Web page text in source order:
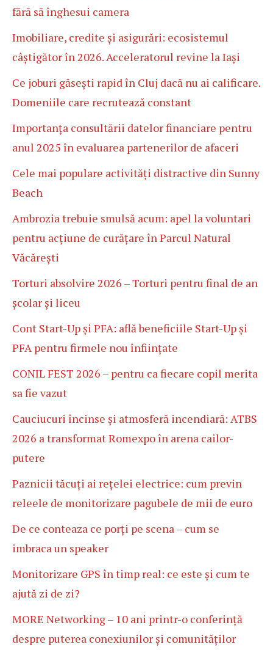
fără să înghesui camera
Imobiliare, credite și asigurări: ecosistemul
câștigător în 2026. Acceleratorul revine la Iași
Ce joburi găsești rapid în Cluj dacă nu ai calificare.
Domeniile care recrutează constant
Importanța consultării datelor financiare pentru
anul 2025 în evaluarea partenerilor de afaceri
Cele mai populare activități distractive din Sunny
Beach
Ambrozia trebuie smulsă acum: apel la voluntari
pentru acțiune de curățare în Parcul Natural
Văcărești
Torturi absolvire 2026 – Torturi pentru final de an
școlar și liceu
Cont Start-Up și PFA: află beneficiile Start-Up și
PFA pentru firmele nou înființate
CONIL FEST 2026 – pentru ca fiecare copil merita
sa fie vazut
Cauciucuri încinse și atmosferă incendiară: ATBS
2026 a transformat Romexpo în arena cailor-
putere
Paznicii tăcuți ai rețelei electrice: cum previn
releele de monitorizare pagubele de mii de euro
De ce conteaza ce porți pe scena – cum se
imbraca un speaker
Monitorizare GPS în timp real: ce este și cum te
ajută zi de zi?
MORE Networking – 10 ani printr-o conferință
despre puterea conexiunilor și comunităților